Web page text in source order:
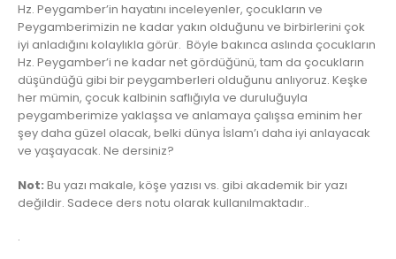
Hz. Peygamber’in hayatını inceleyenler, çocukların ve
Peygamberimizin ne kadar yakın olduğunu ve birbirlerini çok
iyi anladığını kolaylıkla görür. Böyle bakınca aslında çocukların
Hz. Peygamber’i ne kadar net gördüğünü, tam da çocukların
düşündüğü gibi bir peygamberleri olduğunu anlıyoruz. Keşke
her mümin, çocuk kalbinin saflığıyla ve duruluğuyla
peygamberimize yaklaşsa ve anlamaya çalışsa eminim her
şey daha güzel olacak, belki dünya İslam’ı daha iyi anlayacak
ve yaşayacak. Ne dersiniz?
Not: Bu yazı makale, köşe yazısı vs. gibi akademik bir yazı
değildir. Sadece ders notu olarak kullanılmaktadır..
.